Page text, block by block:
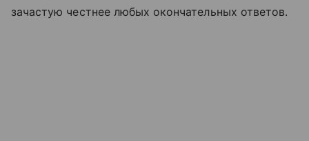
зачастую честнее любых окончательных ответов.